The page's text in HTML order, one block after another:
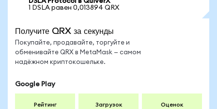
1 DSLA равен 0,013894 QRX
Получите QRX за секунды
Покупайте, продавайте, торгуйте и
обменивайте QRX в MetaMask — самом
надёжном криптокошельке.
Google Play
Рейтинг Загрузок Оценок